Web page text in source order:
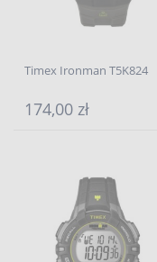
Timex Ironman T5K824
174,00 zł